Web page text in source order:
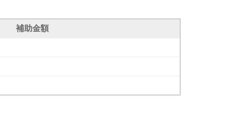
補助金額